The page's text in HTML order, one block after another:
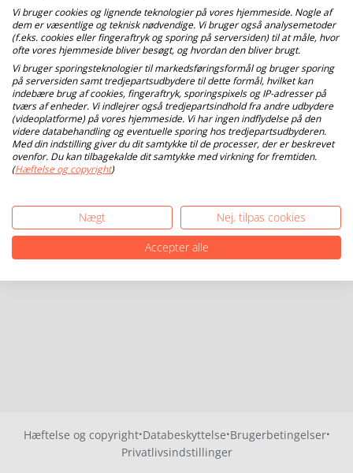
Hæftelse og copyright·Databeskyttelse·Brugerbetingelser·
Privatlivsindstillinger
Vi bruger cookies og lignende teknologier på vores hjemmeside. Nogle af
dem er væsentlige og teknisk nødvendige. Vi bruger også analysemetoder
(f.eks. cookies eller fingeraftryk og sporing på serversiden) til at måle, hvor
ofte vores hjemmeside bliver besøgt, og hvordan den bliver brugt.
Vi bruger sporingsteknologier til markedsføringsformål og bruger sporing
på serversiden samt tredjepartsudbydere til dette formål, hvilket kan
indebære brug af cookies, fingeraftryk, sporingspixels og IP-adresser på
tværs af enheder. Vi indlejrer også tredjepartsindhold fra andre udbydere
(videoplatforme) på vores hjemmeside. Vi har ingen indflydelse på den
videre databehandling og eventuelle sporing hos tredjepartsudbyderen.
Med din indstilling giver du dit samtykke til de processer, der er beskrevet
ovenfor. Du kan tilbagekalde dit samtykke med virkning for fremtiden.
(Hæftelse og copyright)
Nægt
Nej, tilpas cookies
Accepter alle